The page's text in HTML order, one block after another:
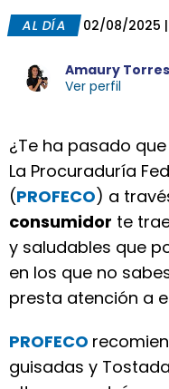
AL DÍA 02/08/2025 |
Amaury Torres
Ver perfil
¿Te ha pasado
La Procuraduría
(PROFECO) a
consumidor te
y saludables que
en los que no
presta atención a
PROFECO
guisadas y